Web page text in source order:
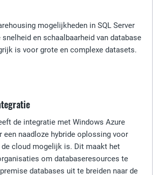
mogelijkheden in SQL Server
snelheid en schaalbaarheid van database
is voor grote en complexe datasets.
de integratie met Windows Azure
een naadloze hybride oplossing voor
de cloud mogelijk is. Dit maakt het
om databaseresources te
databases uit te breiden naar de